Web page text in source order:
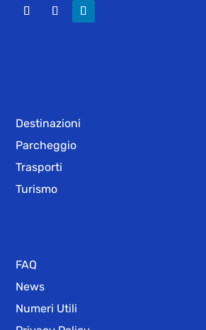
Destinazioni
Parcheggio
Trasporti
Turismo
FAQ
News
Numeri Utili